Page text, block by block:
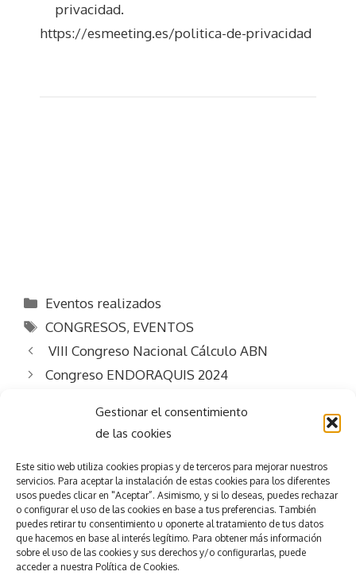
Gestionar el consentimiento
de las cookies
Este sitio web utiliza cookies propias y de terceros para mejorar nuestros
servicios. Para aceptar la instalación de estas cookies para los diferentes
usos puedes clicar en "Aceptar”. Asimismo, y si lo deseas, puedes rechazar
o configurar el uso de las cookies en base a tus preferencias. También
puedes retirar tu consentimiento u oponerte al tratamiento de tus datos
que hacemos en base al interés legítimo. Para obtener más información
sobre el uso de las cookies y sus derechos y/o configurarlas, puede
acceder a nuestra Política de Cookies.
privacidad.
https://esmeeting.es/politica-de-privacidad
Categorías
Eventos realizados
Etiquetas
CONGRESOS, EVENTOS
VIII Congreso Nacional Cálculo ABN
Congreso ENDORAQUIS 2024
Consigue eléxito
en tu evento